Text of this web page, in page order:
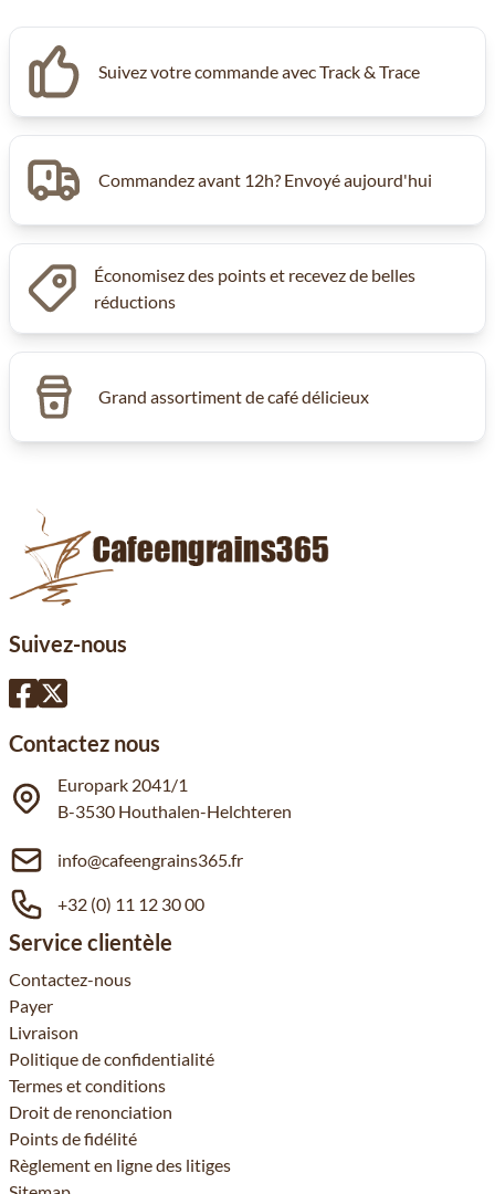
Suivez votre commande avec Track & Trace
Commandez avant 12h? Envoyé aujourd'hui
Économisez des points et recevez de belles
réductions
Grand assortiment de café délicieux
Suivez-nous
Contactez nous
Europark 2041/1
B-3530 Houthalen-Helchteren
info@cafeengrains365.fr
+32 (0) 11 12 30 00
Service clientèle
Contactez-nous
Payer
Livraison
Politique de confidentialité
Termes et conditions
Droit de renonciation
Points de fidélité
Règlement en ligne des litiges